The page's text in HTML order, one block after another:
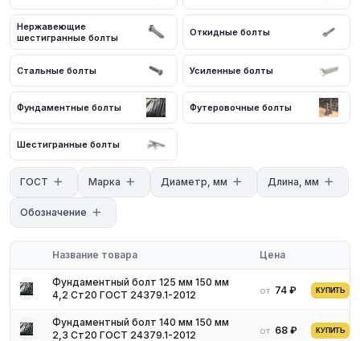
Технические характеристики
Продукция изготавливается из стали:
углеродистой;
жаропрочной;
нержавеющей;
легированной;
оцинкованной.
сторону стержня наносится метрическая резьба. Болт имеет
головку шестигранной формы. Завинчивание происходит с
Нержавеющие
шестигранные болты
Откидные болты
Стальные болты Усиленные болты
Фундаментные болты Футеровочные болты
Шестигранные болты
ГОСТ Марка Диаметр, мм Длина, мм
Обозначение
Название товара Цена
Фундаментный болт 125 мм 150 мм
4,2 Ст20 ГОСТ 24379.1-2012
от 74 ₽ КУПИТЬ
Фундаментный болт 140 мм 150 мм
2,3 Ст20 ГОСТ 24379.1-2012
от 68 ₽ КУПИТЬ